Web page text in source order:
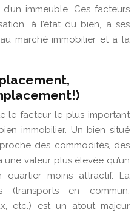
immeuble. Ces facteurs
à l’état du bien, à ses
marché immobilier et à la
le facteur le plus important
immobilier. Un bien situé
des commodités, des
valeur plus élevée qu’un
quartier moins attractif. La
(transports en commun,
etc.) est un atout majeur